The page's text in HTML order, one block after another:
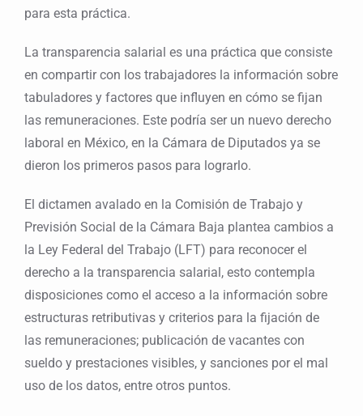
para esta práctica.
La transparencia salarial es una práctica que consiste
en compartir con los trabajadores la información sobre
tabuladores y factores que influyen en cómo se fijan
las remuneraciones. Este podría ser un nuevo derecho
laboral en México, en la Cámara de Diputados ya se
dieron los primeros pasos para lograrlo.
El dictamen avalado en la Comisión de Trabajo y
Previsión Social de la Cámara Baja plantea cambios a
la Ley Federal del Trabajo (LFT) para reconocer el
derecho a la transparencia salarial, esto contempla
disposiciones como el acceso a la información sobre
estructuras retributivas y criterios para la fijación de
las remuneraciones; publicación de vacantes con
sueldo y prestaciones visibles, y sanciones por el mal
uso de los datos, entre otros puntos.